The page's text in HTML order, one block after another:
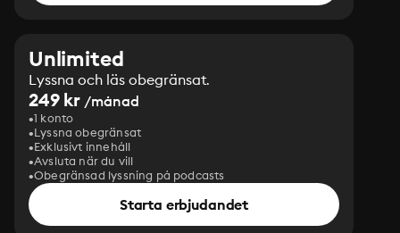
Unlimited
Lyssna och läs obegränsat.
249 kr /månad
1 konto
Lyssna obegränsat
Exklusivt innehåll
Avsluta när du vill
Obegränsad lyssning på podcasts
Starta erbjudandet